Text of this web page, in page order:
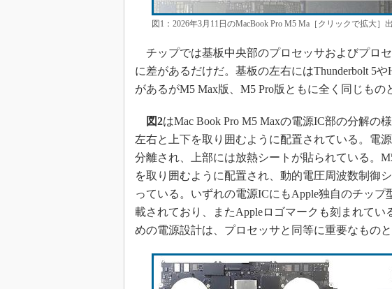
図1：2026年3月11日のMacBook Pro M5 Ma［クリックで拡大］
チップでは基板中央部のプロセッサおよびプロ
に差があるだけだ。基板の左右にはThunderbolt 5
があるがM5 Max版、M5 Pro版ともに全く同じもの
図2はMac Book Pro M5 Maxの電源IC部の分解の
左右と上下を取り囲むように配置されている。電
分離され、上部には放熱シートが貼られている。
を取り囲むように配置され、動的電圧周波数制御
っている。いずれの電源ICにもApple独自のチッ
載されており、またAppleロゴマークも刻まれてい
めの電源設計は、プロセッサと同等に重要なものと